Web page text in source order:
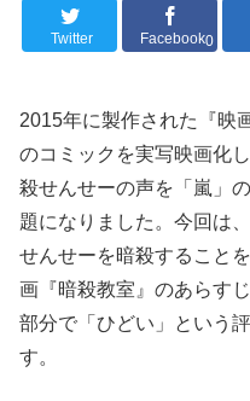
Twitter Facebook0
2015年に製作された『
のコミックを実写映画化
殺せんせーの声を「嵐」
題になりました。今回は
せんせーを暗殺すること
画『暗殺教室』のあらす
部分で「ひどい」という
す。